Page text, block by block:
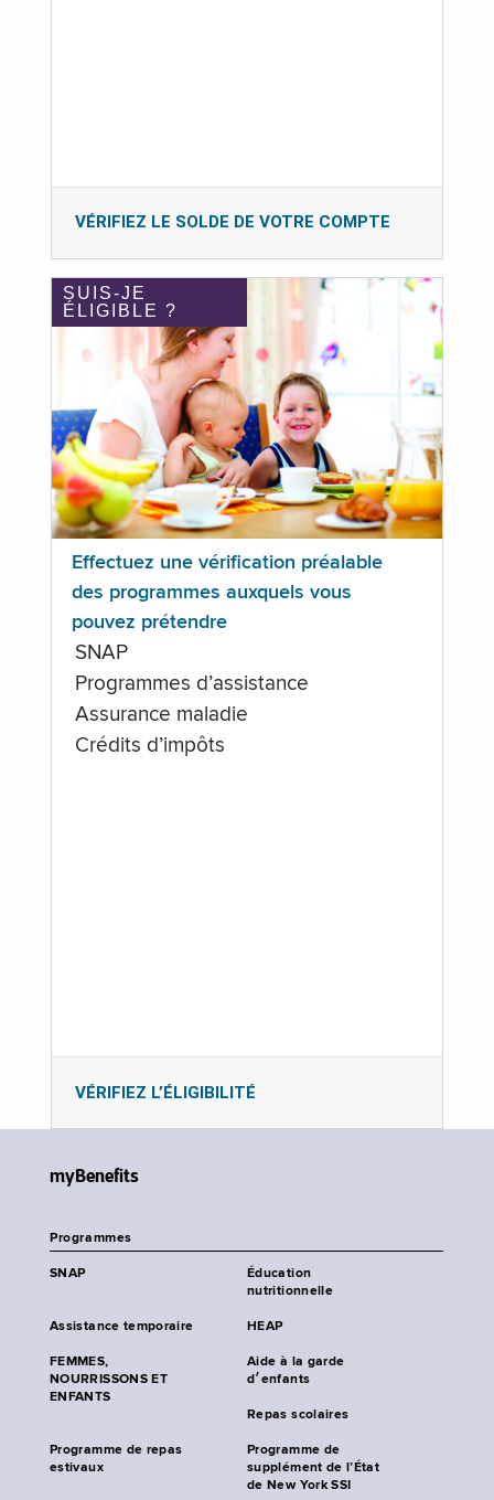
VÉRIFIEZ LE SOLDE DE VOTRE COMPTE
SUIS-JE
ÉLIGIBLE ?
Effectuez une vérification préalable
des programmes auxquels vous
pouvez prétendre
SNAP
Programmes d’assistance
Assurance maladie
Crédits d’impôts
VÉRIFIEZ L’ÉLIGIBILITÉ
myBenefits
Programmes
SNAP
Éducation
nutritionnelle
Assistance temporaire HEAP
FEMMES,
NOURRISSONS ET
ENFANTS
Aide à la garde
d׳enfants
Repas scolaires
Programme de repas
estivaux
Programme de
supplément de l’État
de New York SSI